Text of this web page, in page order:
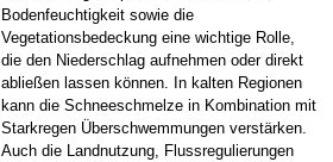
Bodenfeuchtigkeit sowie die
Vegetationsbedeckung eine wichtige Rolle,
die den Niederschlag aufnehmen oder direkt
abließen lassen können. In kalten Regionen
kann die Schneeschmelze in Kombination mit
Starkregen Überschwemmungen verstärken.
Auch die Landnutzung, Flussregulierungen